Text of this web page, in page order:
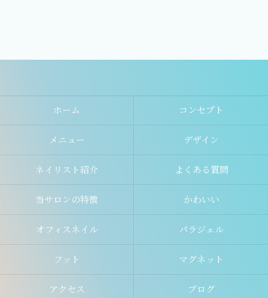
ホーム コンセプト
メニュー デザイン
ネイリスト紹介 よくある質問
当サロンの特徴 かわいい
オフィスネイル パラジェル
フット マグネット
アクセス ブログ